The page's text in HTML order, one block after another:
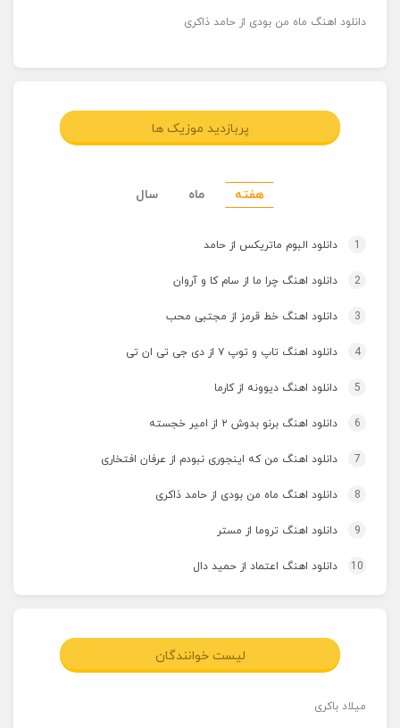
دانلود اهنگ ماه من بودی از حامد ذاکری
پربازدید موزیک ها
هفته ماه سال
1 دانلود البوم ماتریکس از حامد
2 دانلود اهنگ چرا ما از سام کا و آروان
3 دانلود اهنگ خط قرمز از مجتبی محب
4 دانلود اهنگ تاپ و توپ ۷ از دی جی تی ان تی
5 دانلود اهنگ دیوونه از کارما
6 دانلود اهنگ برنو بدوش ۲ از امیر خجسته
7 دانلود اهنگ من که اینجوری نبودم از عرفان افتخاری
8 دانلود اهنگ ماه من بودی از حامد ذاکری
9 دانلود اهنگ تروما از مستر
10 دانلود اهنگ اعتماد از حمید دال
لیست خوانندگان
میلاد باکری